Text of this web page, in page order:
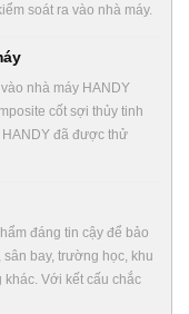
soát ra vào nhà máy.
nhà máy HANDY
cốt sợi thủy tinh
đã được thử
đáng tin cậy để bảo
bay, trường học, khu
Với kết cấu chắc